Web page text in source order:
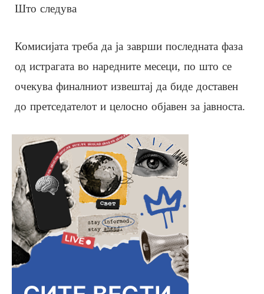
Што следува
Комисијата треба да ја заврши последната фаза
од истрагата во наредните месеци, по што се
очекува финалниот извештај да биде доставен
до претседателот и целосно објавен за јавноста.